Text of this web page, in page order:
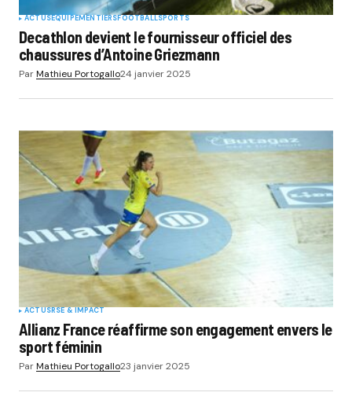
ACTUSEQUIPEMENTIERSFOOTBALLSPORTS
Decathlon devient le fournisseur officiel des
chaussures d’Antoine Griezmann
ParMathieu Portogallo24 janvier 2025
ACTUSRSE & IMPACT
Allianz France réaffirme son engagement envers le
sport féminin
ParMathieu Portogallo23 janvier 2025